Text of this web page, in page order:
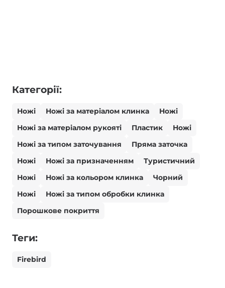
Категорії:
Ножі Ножі за матеріалом клинка
Ножі
Ножі за матеріалом рукояті
Пластик
Ножі
Ножі за типом заточування
Пряма заточка
Ножі
Ножі за призначенням
Туристичний
Ножі
Ножі за кольором клинка
Чорний
Ножі
Ножі за типом обробки клинка
Порошкове покриття
Теги:
Firebird